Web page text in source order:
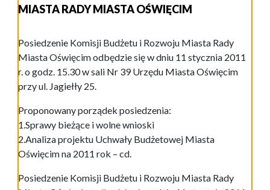
MIASTA RADY MIASTA OŚWIĘCIM
Posiedzenie Komisji Budżetu i Rozwoju Miasta Rady
Miasta Oświęcim odbędzie się w dniu 11 stycznia 2011
r. o godz. 15.30 w sali Nr 39 Urzędu Miasta Oświęcim
przy ul. Jagiełły 25.
Proponowany porządek posiedzenia:
1.Sprawy bieżące i wolne wnioski
2.Analiza projektu Uchwały Budżetowej Miasta
Oświęcim na 2011 rok – cd.
Posiedzenie Komisji Budżetu i Rozwoju Miasta Rady